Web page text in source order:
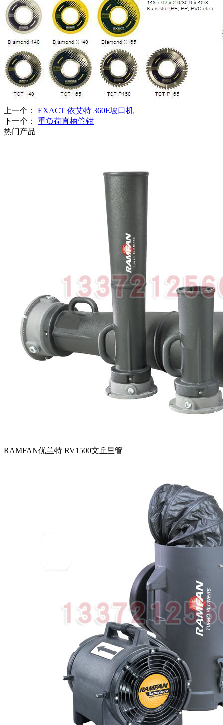
上一个： EXACT 依艾特 360E坡口机
下一个： 重负荷直柄管钳
热门产品
RAMFAN优兰特 RV1500文丘里管